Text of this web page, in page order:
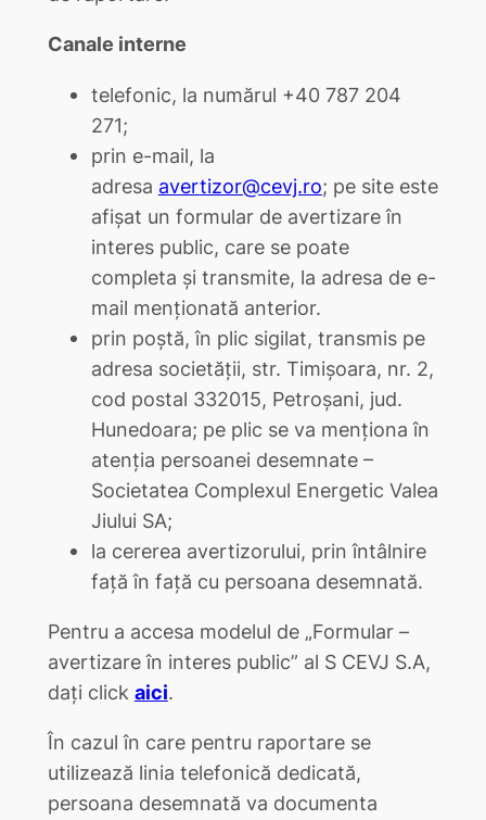
Canale interne
telefonic, la numărul +40 787 204
271;
prin e-mail, la
adresa avertizor@cevj.ro; pe site este
afișat un formular de avertizare în
interes public, care se poate
completa și transmite, la adresa de e-
mail menționată anterior.
prin poștă, în plic sigilat, transmis pe
adresa societății, str. Timișoara, nr. 2,
cod postal 332015, Petroșani, jud.
Hunedoara; pe plic se va menționa în
atenția persoanei desemnate –
Societatea Complexul Energetic Valea
Jiului SA;
la cererea avertizorului, prin întâlnire
față în față cu persoana desemnată.
Pentru a accesa modelul de „Formular –
avertizare în interes public” al S CEVJ S.A,
dați click aici.
În cazul în care pentru raportare se
utilizează linia telefonică dedicată,
persoana desemnată va documenta